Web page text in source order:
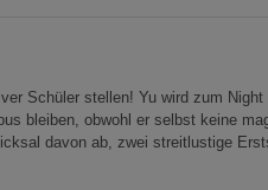
Schüler stellen! Yu wird zum
bleiben, obwohl er selbst keine
davon ab, zwei streitlustige